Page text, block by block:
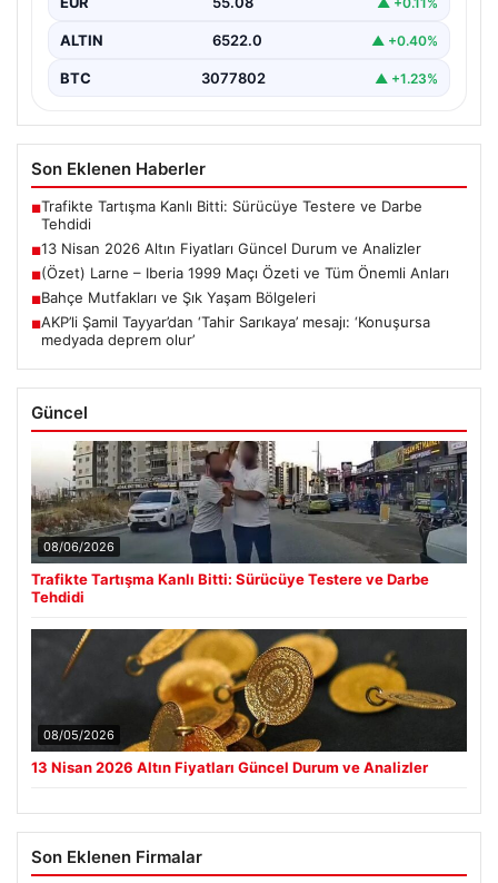
ALTIN 6522.0 ▲ +0.40%
BTC 3077802 ▲ +1.23%
Son Eklenen Haberler
■Trafikte Tartışma Kanlı Bitti: Sürücüye Testere ve Darbe
Tehdidi
■13 Nisan 2026 Altın Fiyatları Güncel Durum ve Analizler
■(Özet) Larne – Iberia 1999 Maçı Özeti ve Tüm Önemli Anları
■Bahçe Mutfakları ve Şık Yaşam Bölgeleri
■AKP’li Şamil Tayyar’dan ‘Tahir Sarıkaya’ mesajı: ‘Konuşursa
medyada deprem olur’
Güncel
08/06/2026
Trafikte Tartışma Kanlı Bitti: Sürücüye Testere ve Darbe
Tehdidi
08/05/2026
13 Nisan 2026 Altın Fiyatları Güncel Durum ve Analizler
Son Eklenen Firmalar